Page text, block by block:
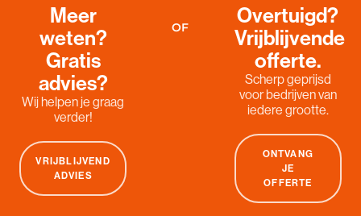
Meer
weten?
Gratis
advies?
Wij helpen je graag
verder!
VRIJBLIJVEND
ADVIES
OF
Overtuigd?
Vrijblijvende
offerte.
Scherp geprijsd
voor bedrijven van
iedere grootte.
ONTVANG
JE
OFFERTE